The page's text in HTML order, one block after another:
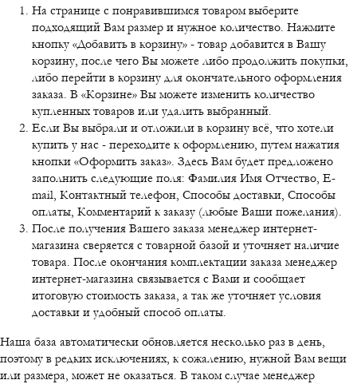
На странице с понравившимся товаром выберите
подходящий Вам размер и нужное количество. Нажмите
кнопку «Добавить в корзину» - товар добавится в Вашу
корзину, после чего Вы можете либо продолжить покупки,
либо перейти в корзину для окончательного оформления
заказа. В «Корзине» Вы можете изменить количество
купленных товаров или удалить выбранный.
Если Вы выбрали и отложили в корзину всё, что хотели
купить у нас - переходите к оформлению, путем нажатия
кнопки «Оформить заказ». Здесь Вам будет предложено
заполнить следующие поля: Фамилия Имя Отчество, E-
mail, Контактный телефон, Способы доставки, Способы
оплаты, Комментарий к заказу (любые Ваши пожелания).
После получения Вашего заказа менеджер интернет-
магазина сверяется с товарной базой и уточняет наличие
товара. После окончания комплектации заказа менеджер
интернет-магазина связывается с Вами и сообщает
итоговую стоимость заказа, а так же уточняет условия
доставки и удобный способ оплаты.
Наша база автоматически обновляется несколько раз в день,
поэтому в редких исключениях, к сожалению, нужной Вам вещи
или размера, может не оказаться. В таком случае менеджер